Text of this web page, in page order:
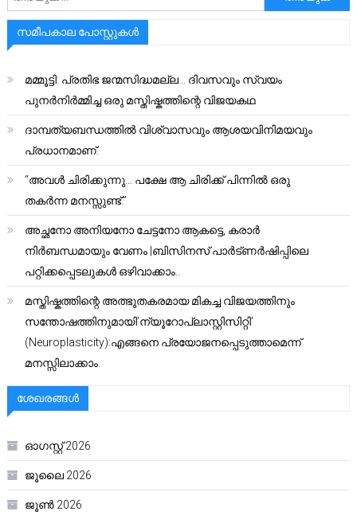
സമീപകാല പോസ്റ്റുകൾ
മമ്മൂട്ടി: പ്രതിഭ ജന്മസിദ്ധമല്ല… ദിവസവും സ്വയം
പുനർനിർമ്മിച്ച ഒരു മസ്തിഷ്കത്തിന്റെ വിജയകഥ
ദാമ്പത്യബന്ധത്തിൽ വിശ്വാസവും ആശയവിനിമയവും
പ്രധാനമാണ്.
“അവൾ ചിരിക്കുന്നു… പക്ഷേ ആ ചിരിക്ക് പിന്നിൽ ഒരു
തകർന്ന മനസ്സുണ്ട്.”
അച്ഛനോ അനിയനോ ചേട്ടനോ ആകട്ടെ, കരാർ
നിർബന്ധമായും വേണം |ബിസിനസ് പാർട്ണർഷിപ്പിലെ
പറ്റിക്കപ്പെടലുകൾ ഒഴിവാക്കാം..
മസ്തിഷ്കത്തിന്റെ അത്ഭുതകരമായ മികച്ച വിജയത്തിനും
സന്തോഷത്തിനുമായി’ന്യൂറോപ്ലാസ്റ്റിസിറ്റി’
(Neuroplasticity):എങ്ങനെ പ്രയോജനപ്പെടുത്താമെന്ന്
മനസ്സിലാക്കാം.
ശേഖരങ്ങൾ
ഓഗസ്റ്റ്‌ 2026
ജൂലൈ 2026
ജൂൺ 2026